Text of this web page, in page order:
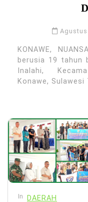
KONAWE,
berusia 19 tahun
Inalahi,
Konawe, Sulawesi
In
DAERAH